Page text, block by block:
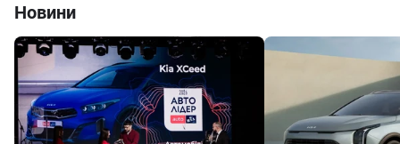
Новини